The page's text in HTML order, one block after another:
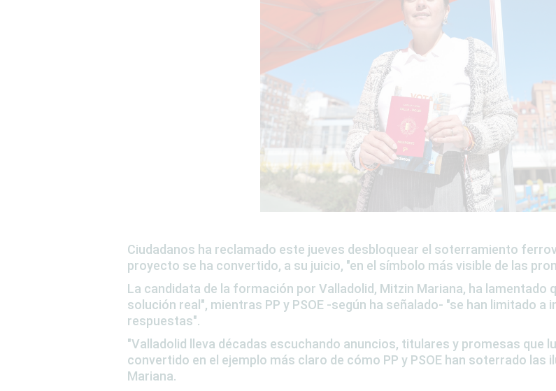
Ciudadanos ha reclamado este jueves desbloquear el soterramiento
proyecto se ha convertido, a su juicio, "en el símbolo más visible de las
La candidata de la formación por Valladolid, Mitzin Mariana, ha lamentado
solución real", mientras PP y PSOE -según ha señalado- "se han limitado a
respuestas".
"Valladolid lleva décadas escuchando anuncios, titulares y promesas que
convertido en el ejemplo más claro de cómo PP y PSOE han soterrado
Mariana.